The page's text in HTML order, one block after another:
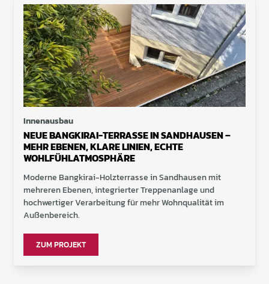
Innenausbau
NEUE BANGKIRAI-TERRASSE IN SANDHAUSEN –
MEHR EBENEN, KLARE LINIEN, ECHTE
WOHLFÜHLATMOSPHÄRE
Moderne Bangkirai-Holzterrasse in Sandhausen mit
mehreren Ebenen, integrierter Treppenanlage und
hochwertiger Verarbeitung für mehr Wohnqualität im
Außenbereich.
ZUM PROJEKT